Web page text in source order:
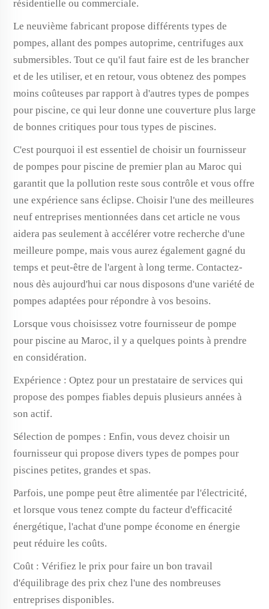
résidentielle ou commerciale.
Le neuvième fabricant propose différents types de
pompes, allant des pompes autoprime, centrifuges aux
submersibles. Tout ce qu'il faut faire est de les brancher
et de les utiliser, et en retour, vous obtenez des pompes
moins coûteuses par rapport à d'autres types de pompes
pour piscine, ce qui leur donne une couverture plus large
de bonnes critiques pour tous types de piscines.
C'est pourquoi il est essentiel de choisir un fournisseur
de pompes pour piscine de premier plan au Maroc qui
garantit que la pollution reste sous contrôle et vous offre
une expérience sans éclipse. Choisir l'une des meilleures
neuf entreprises mentionnées dans cet article ne vous
aidera pas seulement à accélérer votre recherche d'une
meilleure pompe, mais vous aurez également gagné du
temps et peut-être de l'argent à long terme. Contactez-
nous dès aujourd'hui car nous disposons d'une variété de
pompes adaptées pour répondre à vos besoins.
Lorsque vous choisissez votre fournisseur de pompe
pour piscine au Maroc, il y a quelques points à prendre
en considération.
Expérience : Optez pour un prestataire de services qui
propose des pompes fiables depuis plusieurs années à
son actif.
Sélection de pompes : Enfin, vous devez choisir un
fournisseur qui propose divers types de pompes pour
piscines petites, grandes et spas.
Parfois, une pompe peut être alimentée par l'électricité,
et lorsque vous tenez compte du facteur d'efficacité
énergétique, l'achat d'une pompe économe en énergie
peut réduire les coûts.
Coût : Vérifiez le prix pour faire un bon travail
d'équilibrage des prix chez l'une des nombreuses
entreprises disponibles.